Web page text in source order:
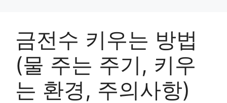
금전수 키우는 방법
(물 주는 주기, 키우
는 환경, 주의사항)